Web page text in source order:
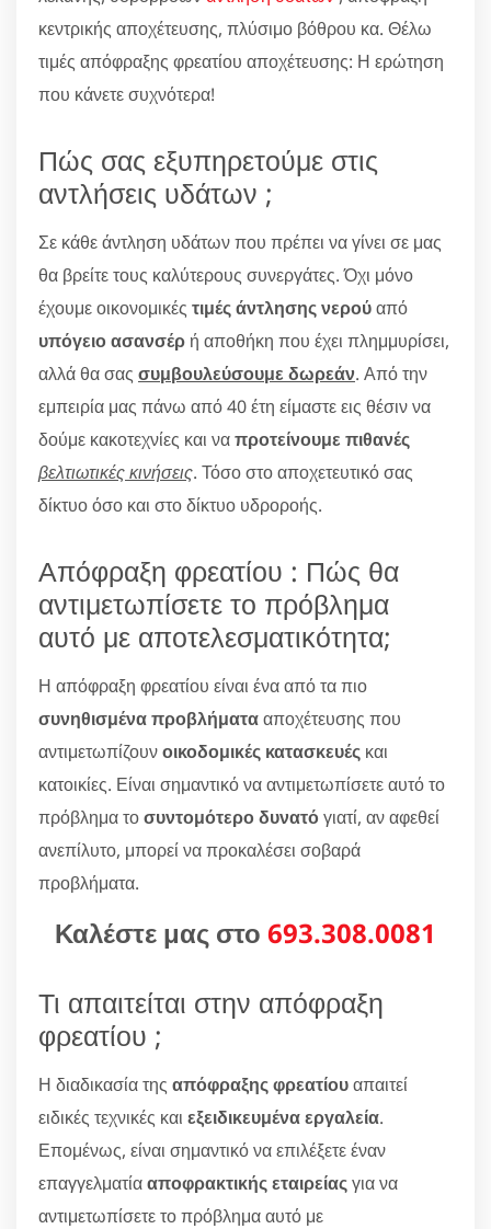
κεντρικής αποχέτευσης, πλύσιμο βόθρου κα. Θέλω
τιμές απόφραξης φρεατίου αποχέτευσης: Η ερώτηση
που κάνετε συχνότερα!
Πώς σας εξυπηρετούμε στις
αντλήσεις υδάτων ;
Σε κάθε άντληση υδάτων που πρέπει να γίνει σε μας
θα βρείτε τους καλύτερους συνεργάτες. Όχι μόνο
έχουμε οικονομικές τιμές άντλησης νερούαπό
υπόγειο ασανσέρ ή αποθήκη που έχει πλημμυρίσει,
αλλά θα σας συμβουλεύσουμε δωρεάν. Από την
εμπειρία μας πάνω από 40 έτη είμαστε εις θέσιν να
δούμε κακοτεχνίες και ναπροτείνουμε πιθανές
βελτιωτικές κινήσεις. Τόσο στο αποχετευτικό σας
δίκτυο όσο και στο δίκτυο υδροροής.
Απόφραξη φρεατίου : Πώς θα
αντιμετωπίσετε το πρόβλημα
αυτό με αποτελεσματικότητα;
Η απόφραξη φρεατίου είναι ένα από τα πιο
συνηθισμένα προβλήματααποχέτευσης που
αντιμετωπίζουνοικοδομικές κατασκευές και
κατοικίες. Είναι σημαντικό να αντιμετωπίσετε αυτό το
πρόβλημα τοσυντομότερο δυνατόγιατί, αν αφεθεί
ανεπίλυτο, μπορεί να προκαλέσει σοβαρά
προβλήματα.
Καλέστε μας στο 693.308.0081
Τι απαιτείται στην απόφραξη
φρεατίου ;
Η διαδικασία της απόφραξης φρεατίουαπαιτεί
ειδικές τεχνικές και εξειδικευμένα εργαλεία.
Επομένως, είναι σημαντικό να επιλέξετε έναν
επαγγελματίααποφρακτικής εταιρείαςγια να
αντιμετωπίσετε το πρόβλημα αυτό με